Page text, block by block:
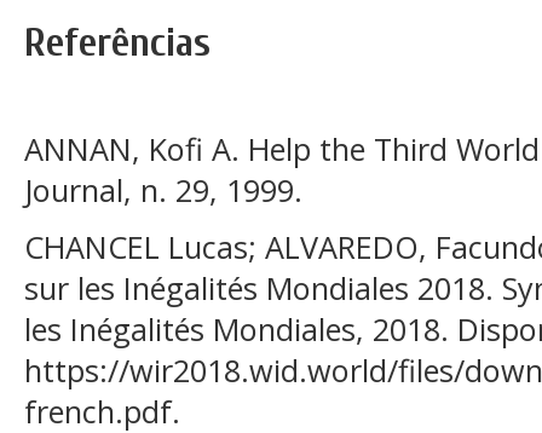
Referências
ANNAN, Kofi A. Help the Third
Journal, n. 29, 1999.
CHANCEL Lucas; ALVAREDO,
sur les Inégalités Mondiales 2018.
les Inégalités Mondiales, 2018.
https://wir2018.wid.world/files/
french.pdf.